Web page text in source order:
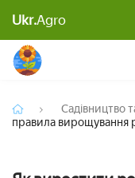
Ukr.Agro
Садівництво
правила вирощування